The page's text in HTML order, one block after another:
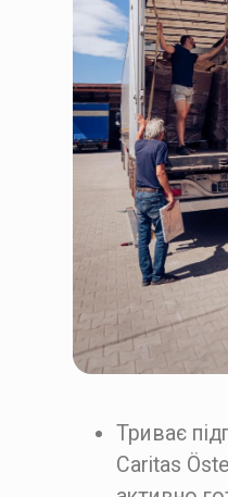
Триває
Caritas